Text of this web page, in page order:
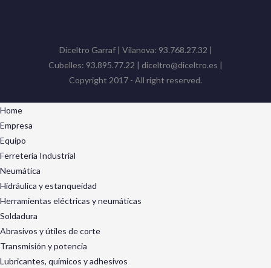
Diceltro Garraf | Vilanova: 93.768.27.32 |
Cubelles: 93.895.77.22 | diceltro@diceltro.es |
Copyright 2017 - All right reserved.
Home
Empresa
Equipo
Ferretería Industrial
Neumática
Hidráulica y estanqueidad
Herramientas eléctricas y neumáticas
Soldadura
Abrasivos y útiles de corte
Transmisión y potencia
Lubricantes, químicos y adhesivos